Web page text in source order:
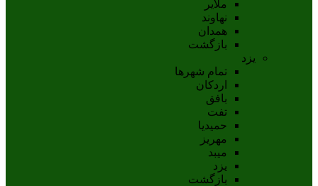
ملاير
نهاوند
همدان
بازگشت
یزد
تمام شهر‌ها
اردکان
بافق
تفت
حميديا
مهریز
ميبد
يزد
بازگشت